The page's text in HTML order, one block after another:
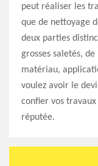
peut réaliser les
que de nettoyage
deux parties
grosses saletés,
matériau,
voulez avoir le
confier vos
réputée.